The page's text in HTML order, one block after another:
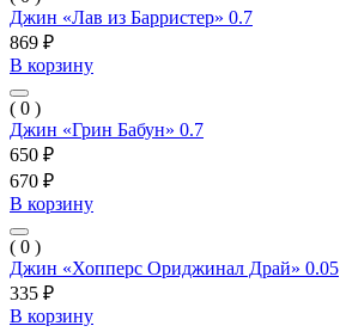
Джин «Лав из Барристер» 0.7
869 ₽
В корзину
( 0 )
Джин «Грин Бабун» 0.7
650 ₽
670 ₽
В корзину
( 0 )
Джин «Хопперс Ориджинал Драй» 0.05
335 ₽
В корзину